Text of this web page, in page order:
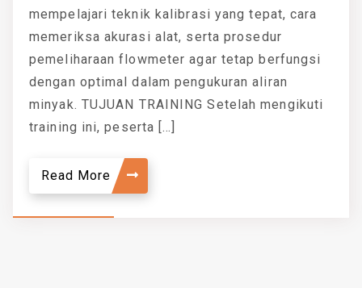
mempelajari teknik kalibrasi yang tepat, cara
memeriksa akurasi alat, serta prosedur
pemeliharaan flowmeter agar tetap berfungsi
dengan optimal dalam pengukuran aliran
minyak. TUJUAN TRAINING Setelah mengikuti
training ini, peserta […]
Read More